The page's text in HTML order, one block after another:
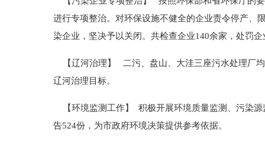
进行专项整治。对环保设施不健全的企业责令停产、
染企业，坚决予以关闭。共检查企业140余家，处罚
【辽河治理】 二污、盘山、大洼三座污水处理厂
辽河治理目标。
【环境监测工作】 积极开展环境质量监测、污染源
告524份，为市政府环境决策提供参考依据。